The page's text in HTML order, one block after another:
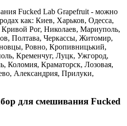
Fucked Lab Grapefruit - можно
как: Киев, Харьков, Одесса,
Рог, Николаев, Мариуполь,
Полтава, Черкассы, Житомир,
Ровно, Кропивницький,
Кременчуг, Луцк, Ужгород,
Коломия, Краматорск, Лозовая,
Александрия, Прилуки,
для смешивания Fucked